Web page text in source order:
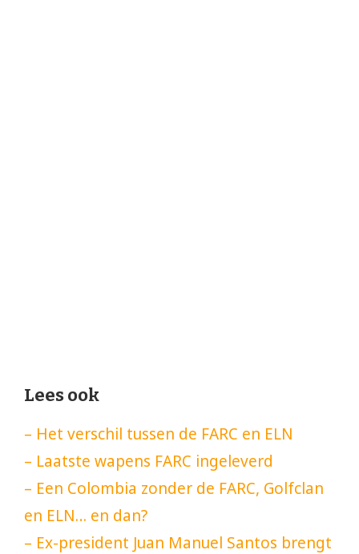
Lees ook
– Het verschil tussen de FARC en ELN
– Laatste wapens FARC ingeleverd
– Een Colombia zonder de FARC, Golfclan
en ELN… en dan?
– Ex-president Juan Manuel Santos brengt